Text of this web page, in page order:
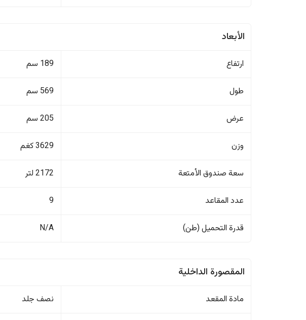
الأبعاد
ارتفاع 189 سم
طول 569 سم
عرض 205 سم
وزن 3629 كغم
سعة صندوق الأمتعة 2172 لتر
عدد المقاعد 9
قدرة التحميل (طن) N/A
المقصورة الداخلية
مادة المقعد نصف جلد